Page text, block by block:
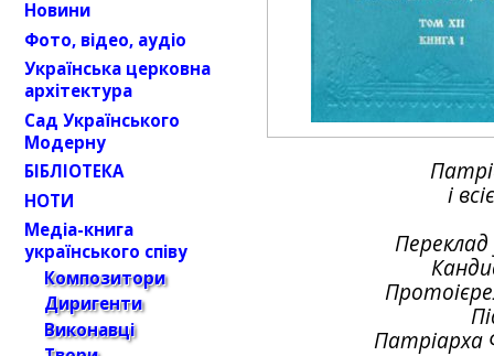
і
Патріарха
Новини
Фото, відео, аудіо
Українська церковна
архітектура
Сад Українського
Модерну
БІБЛІОТЕКА
НОТИ
Медіа-книга
українського співу
Композитори
Диригенти
Виконавці